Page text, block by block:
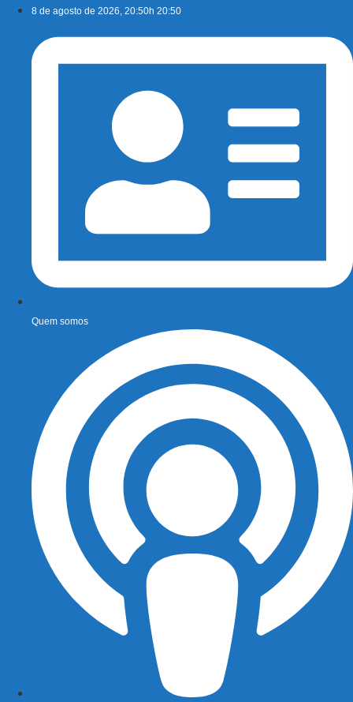
conteúdo
8 de agosto de 2026, 20:50h 20:50
Quem somos